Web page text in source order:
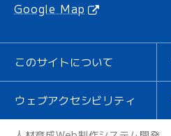
Google Map
このサイトについて
ウェブアクセシビリティ